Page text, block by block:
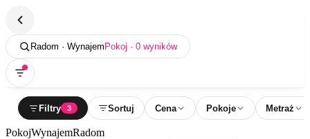
Radom · Wynajem Pokoj · 0 wyników
Filtry 3 Sortuj Cena Pokoje Metraż
PokojWynajemRadom